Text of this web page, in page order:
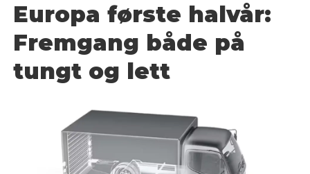
Europa første halvår:
Fremgang både på
tungt og lett